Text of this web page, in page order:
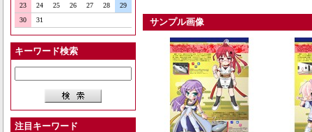
23
24 25 26 27 28
29
30
31
キーワード検索
注目キーワード
サンプル画像